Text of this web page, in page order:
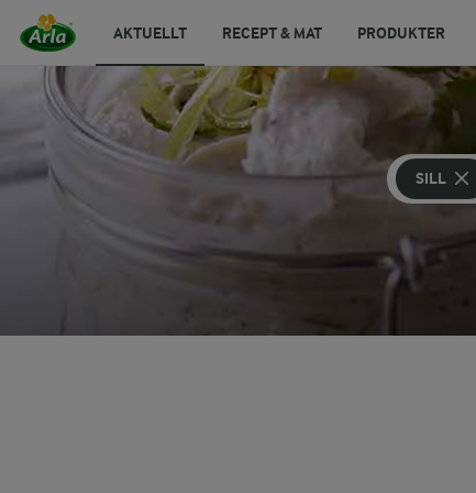
AKTUELLT RECEPT & MAT PRODUKTER
SILL